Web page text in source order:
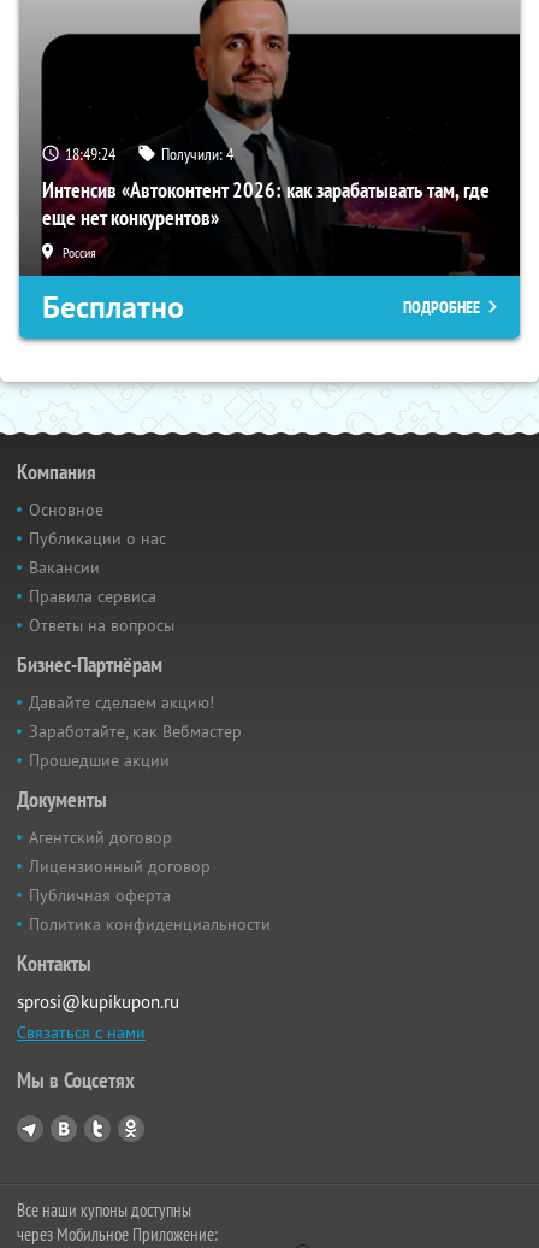
18:49:23 Получили:4
Интенсив «Автоконтент 2026: как зарабатывать там, где
еще нет конкурентов»
Россия
Бесплатно ПОДРОБНЕЕ
Компания
Основное
Публикации о нас
Вакансии
Правила сервиса
Ответы на вопросы
Бизнес-Партнёрам
Давайте сделаем акцию!
Заработайте, как Вебмастер
Прошедшие акции
Документы
Агентский договор
Лицензионный договор
Публичная оферта
Политика конфиденциальности
Контакты
sprosi@kupikupon.ru
Связаться с нами
Мы в Соцсетях
Все наши купоны доступны
через Мобильное Приложение: